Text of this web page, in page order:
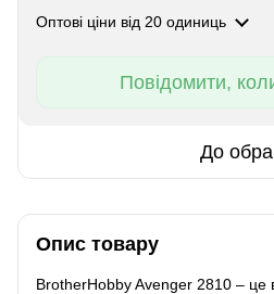
Оптові ціни від 20 одиниць
Повідомити,
До
Опис товару
BrotherHobby Avenger 2810 – це